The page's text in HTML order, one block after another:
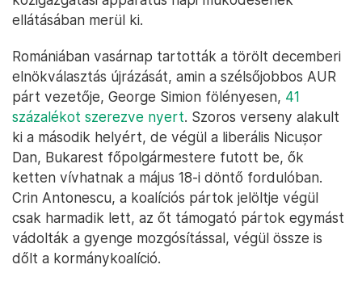
ellátásában merül ki.
Romániában vasárnap tartották a törölt decemberi
elnökválasztás újrázását, amin a szélsőjobbos AUR
párt vezetője, George Simion fölényesen, 41
százalékot szerezve nyert. Szoros verseny alakult
ki a második helyért, de végül a liberális Nicușor
Dan, Bukarest főpolgármestere futott be, ők
ketten vívhatnak a május 18-i döntő fordulóban.
Crin Antonescu, a koalíciós pártok jelöltje végül
csak harmadik lett, az őt támogató pártok egymást
vádolták a gyenge mozgósítással, végül össze is
dőlt a kormánykoalíció.